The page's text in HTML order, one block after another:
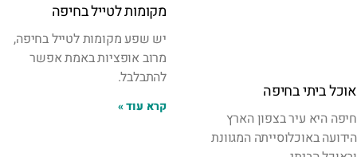
אוכל ביתי בחיפה
חיפה היא עיר בצפון הארץ
הידועה באוכלוסייתה המגוונת
מקומות לטייל בחיפה
יש שפע מקומות לטייל בחיפה,
מרוב אופציות באמת אפשר
להתבלבל.
קרא עוד »